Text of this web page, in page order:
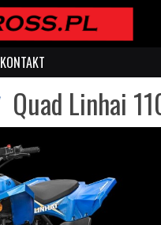
KONTAKT
Quad Linhai